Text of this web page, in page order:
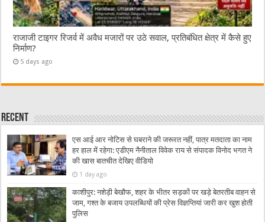
राजाजी टाइगर रिजर्व में अवैध मजारों पर उठे सवाल, प्रतिबंधित क्षेत्र में कैसे हुए
निर्माण?
5 days ago
Recent
एस आई आर नोटिस से घबराने की जरूरत नहीं, पात्र मतदाता का नाम
हर हाल में रहेगा: एडीएम नैनीताल विवेक राय से संपादक विनोद भगत ने
की खास बातचीत देखिए वीडियो
1 day ago
काशीपुर: नशेड़ी बेखौफ, शहर के भीतर सड़कों पर खड़े बेतरतीब वाहन से
जाम, गश्त के बजाय उपलब्धियों की प्रेस विज्ञप्तियां जारी कर खुश होती
पुलिस